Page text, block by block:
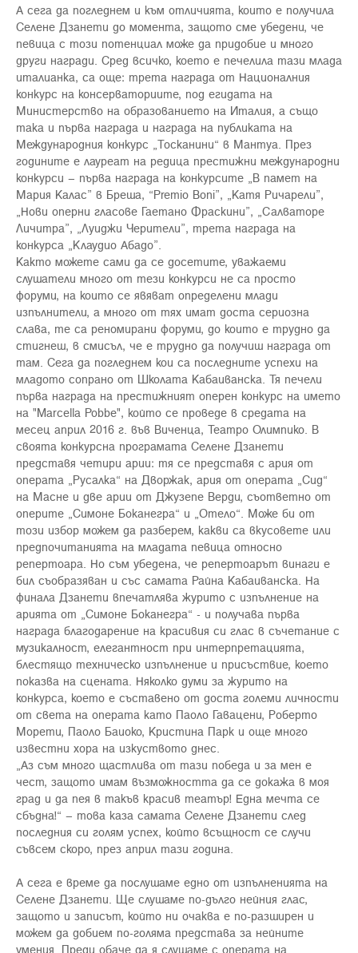
А сега да погледнем и към отличията, които е получила
Селене Дзанети до момента, защото сме убедени, че
певица с този потенциал може да придобие и много
други награди. Сред всичко, което е печелила тази млада
италианка, са още: трета награда от Националния
конкурс на консерваториите, под егидата на
Министерство на образованието на Италия, а също
така и първа награда и награда на публиката на
Международния конкурс „Тосканини“ в Мантуа. През
годините е лауреат на редица престижни международни
конкурси – първа награда на конкурсите „В памет на
Мария Калас” в Бреша, “Premio Boni”, „Катя Ричарели”,
„Нови оперни гласове Гаетано Фраскини”, „Салваторе
Личитра”, „Луиджи Черители”, трета награда на
конкурса „Клаудио Абадо”.
Както можете сами да се досетите, уважаеми
слушатели много от тези конкурси не са просто
форуми, на които се явяват определени млади
изпълнители, а много от тях имат доста сериозна
слава, те са реномирани форуми, до които е трудно да
стигнеш, в смисъл, че е трудно да получиш награда от
там. Сега да погледнем кои са последните успехи на
младото сопрано от Школата Кабаиванска. Тя печели
първа награда на престижният оперен конкурс на името
на "Marcella Pobbe", който се проведе в средата на
месец април 2016 г. във Виченца, Театро Олимпико. В
своята конкурсна програмата Селене Дзанети
представя четири арии: тя се представя с ария от
операта „Русалка“ на Дворжак, ария от операта „Сид“
на Масне и две арии от Джузепе Верди, съответно от
оперите „Симоне Боканегра“ и „Отело“. Може би от
този избор можем да разберем, какви са вкусовете или
предпочитанията на младата певица относно
репертоара. Но съм убедена, че репертоарът винаги е
бил съобразяван и със самата Райна Кабаиванска. На
финала Дзанети впечатлява журито с изпълнение на
арията от „Симоне Боканегра“ - и получава първа
награда благодарение на красивия си глас в съчетание с
музикалност, елегантност при интерпретацията,
блестящо техническо изпълнение и присъствие, което
показва на сцената. Няколко думи за журито на
конкурса, което е съставено от доста големи личности
от света на операта като Паоло Гавацени, Роберто
Морети, Паоло Баиоко, Кристина Парк и още много
известни хора на изкуството днес.
„Аз съм много щастлива от тази победа и за мен е
чест, защото имам възможността да се докажа в моя
град и да пея в такъв красив театър! Една мечта се
сбъдна!“ – това каза самата Селене Дзанети след
последния си голям успех, който всъщност се случи
съвсем скоро, през април тази година.
А сега е време да послушаме едно от изпълненията на
Селене Дзанети. Ще слушаме по-дълго нейния глас,
защото и записът, който ни очаква е по-разширен и
можем да добием по-голяма представа за нейните
умения. Преди обаче да я слушаме с операта на